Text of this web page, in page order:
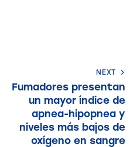
NEXT
Fumadores presentan
un mayor índice de
apnea-hipopnea y
niveles más bajos de
oxígeno en sangre